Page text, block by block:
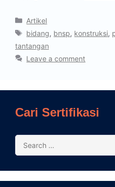
Artikel
bidang, bnsp, konstruksi,
tantangan
Leave a comment
Cari Sertifikasi